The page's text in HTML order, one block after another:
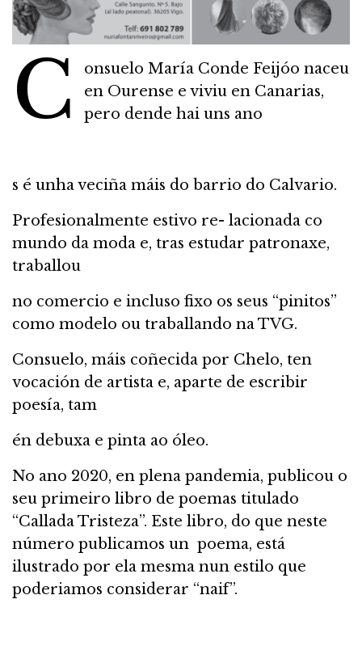
C
onsuelo María Conde Feijóo naceu
en Ourense e viviu en Canarias,
pero dende hai uns ano
s é unha veciña máis do barrio do Calvario.
Profesionalmente estivo re- lacionada co
mundo da moda e, tras estudar patronaxe,
traballou
no comercio e incluso fixo os seus “pinitos”
como modelo ou traballando na TVG.
Consuelo, máis coñecida por Chelo, ten
vocación de artista e, aparte de escribir
poesía, tam
én debuxa e pinta ao óleo.
No ano 2020, en plena pandemia, publicou o
seu primeiro libro de poemas titulado
“Callada Tristeza”. Este libro, do que neste
número publicamos un poema, está
ilustrado por ela mesma nun estilo que
poderiamos considerar “naif”.